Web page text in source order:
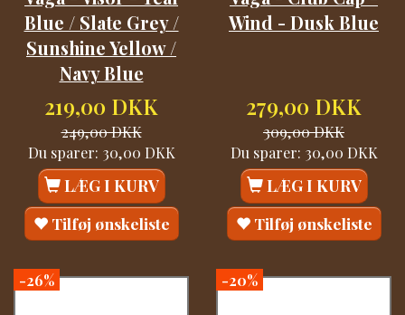
Blue / Slate Grey /
Sunshine Yellow /
Navy Blue
219,00 DKK
249,00 DKK
Du sparer: 30,00 DKK
LÆG I KURV
Tilføj ønskeliste
Wind - Dusk Blue
279,00 DKK
309,00 DKK
Du sparer: 30,00 DKK
LÆG I KURV
Tilføj ønskeliste
-26% -20%